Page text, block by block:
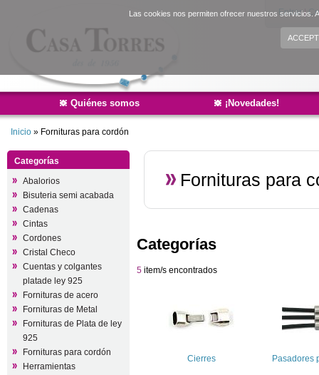
Las cookies nos permiten ofrecer nuestros servicios.
ACCEPT
Entrar|
Quiénes somos ¡Novedades!
Inicio » Fornituras para cordón
Categorías
Abalorios
Bisuteria semi acabada
Cadenas
Cintas
Cordones
Cristal Checo
Cuentas y colgantes
platade ley 925
Fornituras de acero
Fornituras de Metal
Fornituras de Plata de ley
925
Fornituras para cordón
Herramientas
Fornituras para
Categorías
5 item/s encontrados
Cierres Pasadores